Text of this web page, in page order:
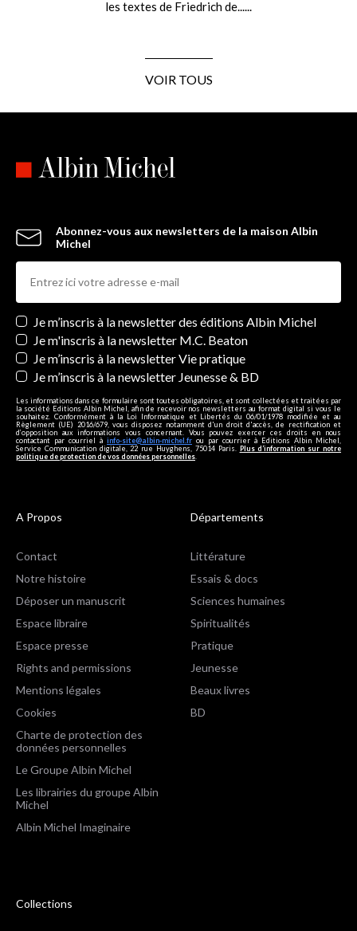
les textes de Friedrich de......
VOIR TOUS
Abonnez-vous aux newsletters de la maison Albin
Michel
Newsletters
Je m’inscris à la newsletter des éditions Albin Michel
Je m'inscris à la newsletter M.C. Beaton
Je m’inscris à la newsletter Vie pratique
Je m’inscris à la newsletter Jeunesse & BD
Les informations dans ce formulaire sont toutes obligatoires, et sont collectées et traitées par
la société Editions Albin Michel, afin de recevoir nos newsletters au format digital si vous le
souhaitez. Conformément à la Loi Informatique et Libertés du 06/01/1978 modifiée et au
Règlement (UE) 2016/679, vous disposez notamment d'un droit d'accès, de rectification et
d’opposition aux informations vous concernant. Vous pouvez exercer ces droits en nous
contactant par courriel à info-site@albin-michel.fr ou par courrier à Editions Albin Michel,
Service Communication digitale, 22 rue Huyghens, 75014 Paris. Plus d’information sur notre
politique de protection de vos données personnelles
A Propos
Contact
Notre histoire
Déposer un manuscrit
Espace libraire
Espace presse
Rights and permissions
Mentions légales
Cookies
Charte de protection des
données personnelles
Le Groupe Albin Michel
Les librairies du groupe Albin
Michel
Albin Michel Imaginaire
Départements
Littérature
Essais & docs
Sciences humaines
Spiritualités
Pratique
Jeunesse
Beaux livres
BD
Collections